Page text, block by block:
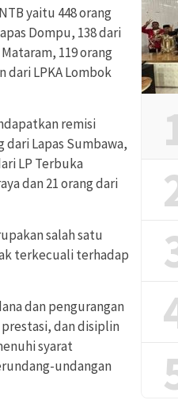
yaitu 448 orang
Dompu, 138 dari
119 orang
dari LPKA Lombok
remisi
dari Lapas Sumbawa,
LP Terbuka
dan 21 orang dari
salah satu
terkecuali terhadap
dan pengurangan
dan disiplin
syarat
undangan